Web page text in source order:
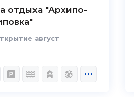
отдыха "Архипо-
август